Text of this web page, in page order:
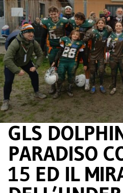
GLS
PARADISO
15 ED IL